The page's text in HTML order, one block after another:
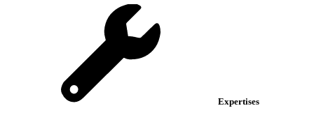
Expertises